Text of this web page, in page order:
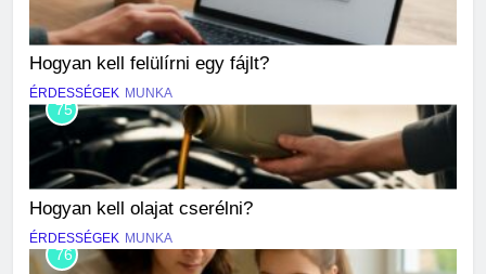
Hogyan kell felülírni egy fájlt?
ÉRDESSÉGEK MUNKA
75
Hogyan kell olajat cserélni?
ÉRDESSÉGEK MUNKA
76